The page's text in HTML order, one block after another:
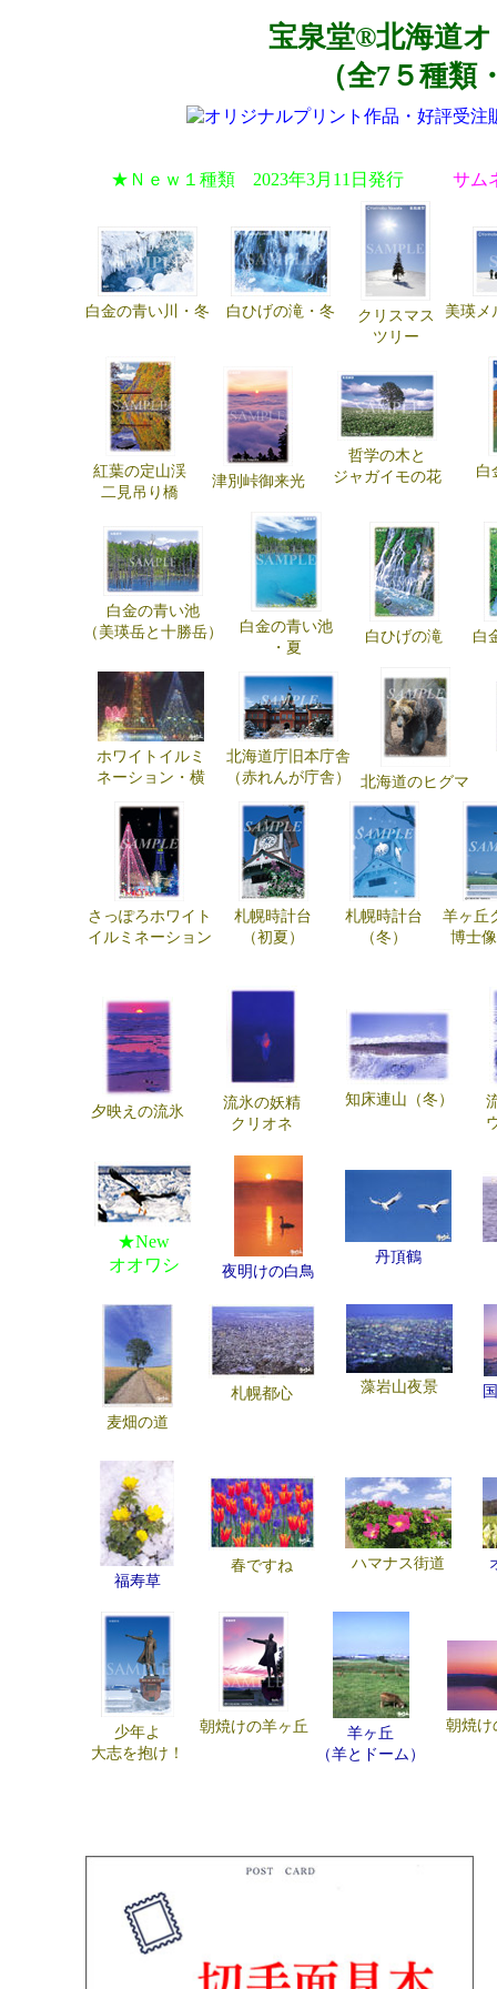
宝泉堂®北海道
（全7５種
★Ｎｅｗ１種類 2023年3月11日発行 サム
白金の青い川・冬 白ひげの滝・冬
クリスマス
ツリー
美瑛メ
紅葉の定山渓
二見吊り橋
津別峠御来光
哲学の木と
ジャガイモの花
白
白金の青い池
（美瑛岳と十勝岳）
白金の青い池
・夏
白ひげの滝 白
ホワイトイルミ
ネーション・横
北海道庁旧本庁舎
（赤れんが庁舎）
北海道のヒグマ
さっぽろホワイト
イルミネーション
札幌時計台
（初夏）
札幌時計台
（冬）
羊ヶ丘
博士
夕映えの流氷
流氷の妖精
クリオネ
知床連山（冬）
★New
オオワシ
夜明けの白鳥
丹頂鶴
麦畑の道
札幌都心 藻岩山夜景
福寿草
春ですね ハマナス街道
少年よ
大志を抱け！
朝焼けの羊ヶ丘
羊ヶ丘
（羊とドーム）
朝焼け